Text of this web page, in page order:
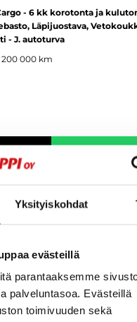
Yksityiskohdat
evästeillä
parantaaksemme
palveluntasoa. Evästeillä
toimivuuden sekä
- 6 kk korotonta ja
Läpijuostava,
- J. autoturva
200 000 km